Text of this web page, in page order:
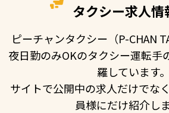
タクシー求人情
ピーチャンタクシー（P-CHAN
夜日勤のみOKのタクシー運転手
羅しています。
サイトで公開中の求人だけでな
員様にだけ紹介しま